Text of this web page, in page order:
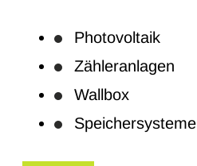
Photovoltaik
Zähleranlagen
Wallbox
Speichersysteme